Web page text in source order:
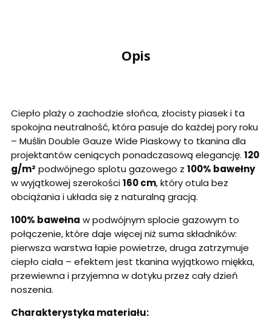
Opis
Ciepło plaży o zachodzie słońca, złocisty piasek i ta
spokojna neutralność, która pasuje do każdej pory roku
– Muślin Double Gauze Wide Piaskowy to tkanina dla
projektantów ceniących ponadczasową elegancję. 120
g/m² podwójnego splotu gazowego z 100% bawełny
w wyjątkowej szerokości160 cm, który otula bez
obciążania i układa się z naturalną gracją.
100% bawełna w podwójnym splocie gazowym to
połączenie, które daje więcej niż suma składników:
pierwsza warstwa łapie powietrze, druga zatrzymuje
ciepło ciała – efektem jest tkanina wyjątkowo miękka,
przewiewna i przyjemna w dotyku przez cały dzień
noszenia.
Charakterystyka materiału: